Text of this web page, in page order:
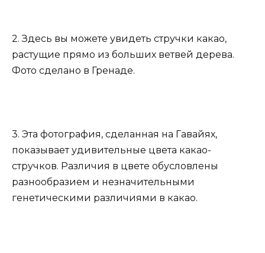
2. Здесь вы можете увидеть стручки какао,
растущие прямо из больших ветвей дерева.
Фото сделано в Гренаде.
3. Эта фотография, сделанная на Гавайях,
показывает удивительные цвета какао-
стручков. Различия в цвете обусловлены
разнообразием и незначительными
генетическими различиями в какао.